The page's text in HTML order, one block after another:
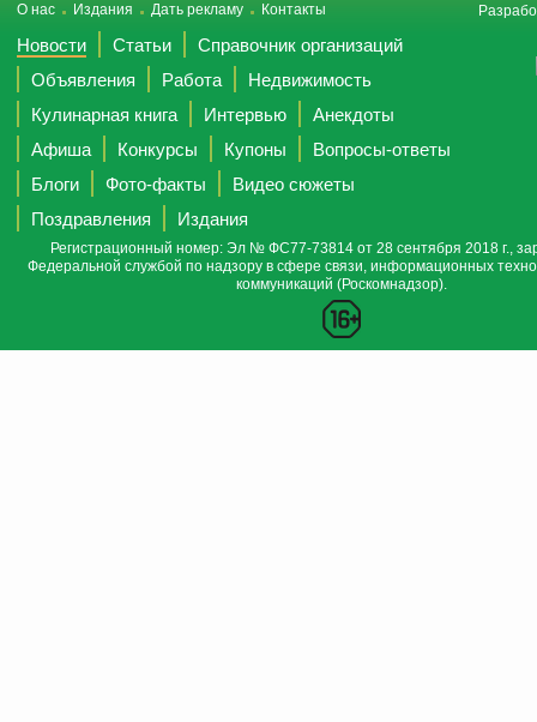
О нас Издания Дать рекламу Контакты
Новости Статьи
Справочник организаций
Объявления
Работа
Недвижимость
Кулинарная книга
Интервью
Анекдоты
Афиша
Конкурсы Купоны
Вопросы-ответы
Блоги
Фото-факты
Видео сюжеты
Поздравления
Издания
Регистрационный номер: Эл № ФС77-73814 от 28 сентября 2018 г.,
Федеральной службой по надзору в сфере связи, информационных
коммуникаций (Роскомнадзор).